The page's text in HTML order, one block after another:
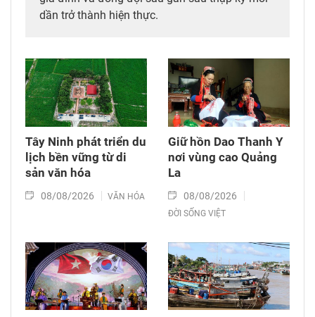
dần trở thành hiện thực.
Tây Ninh phát triển du
lịch bền vững từ di
sản văn hóa
08/08/2026 VĂN HÓA
Giữ hồn Dao Thanh Y
nơi vùng cao Quảng
La
08/08/2026
ĐỜI SỐNG VIỆT